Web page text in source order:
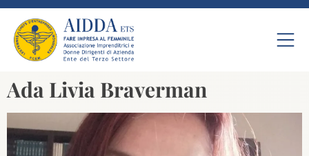
Ada Livia Braverman